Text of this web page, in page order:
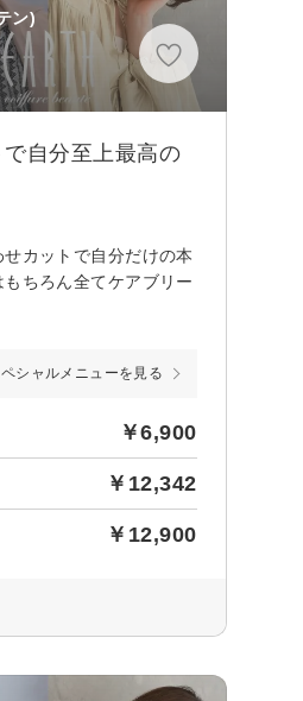
ン)
自分至上最高の
カットで自分だけの本
ちろん全てケアブリー
シャルメニューを見る
￥6,900
￥12,342
￥12,900